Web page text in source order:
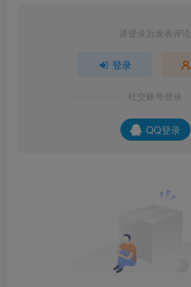
请登录后发表评论
登录
社交账号登录
QQ登录